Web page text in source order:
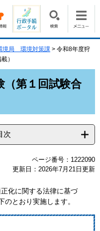
境局 環境対策課 > 令和8年度狩
）
（第１回試験合
次
ページ番号：1222090
更新日：2026年7月21日更新
化に関する法律に基づ
のとおり実施します。